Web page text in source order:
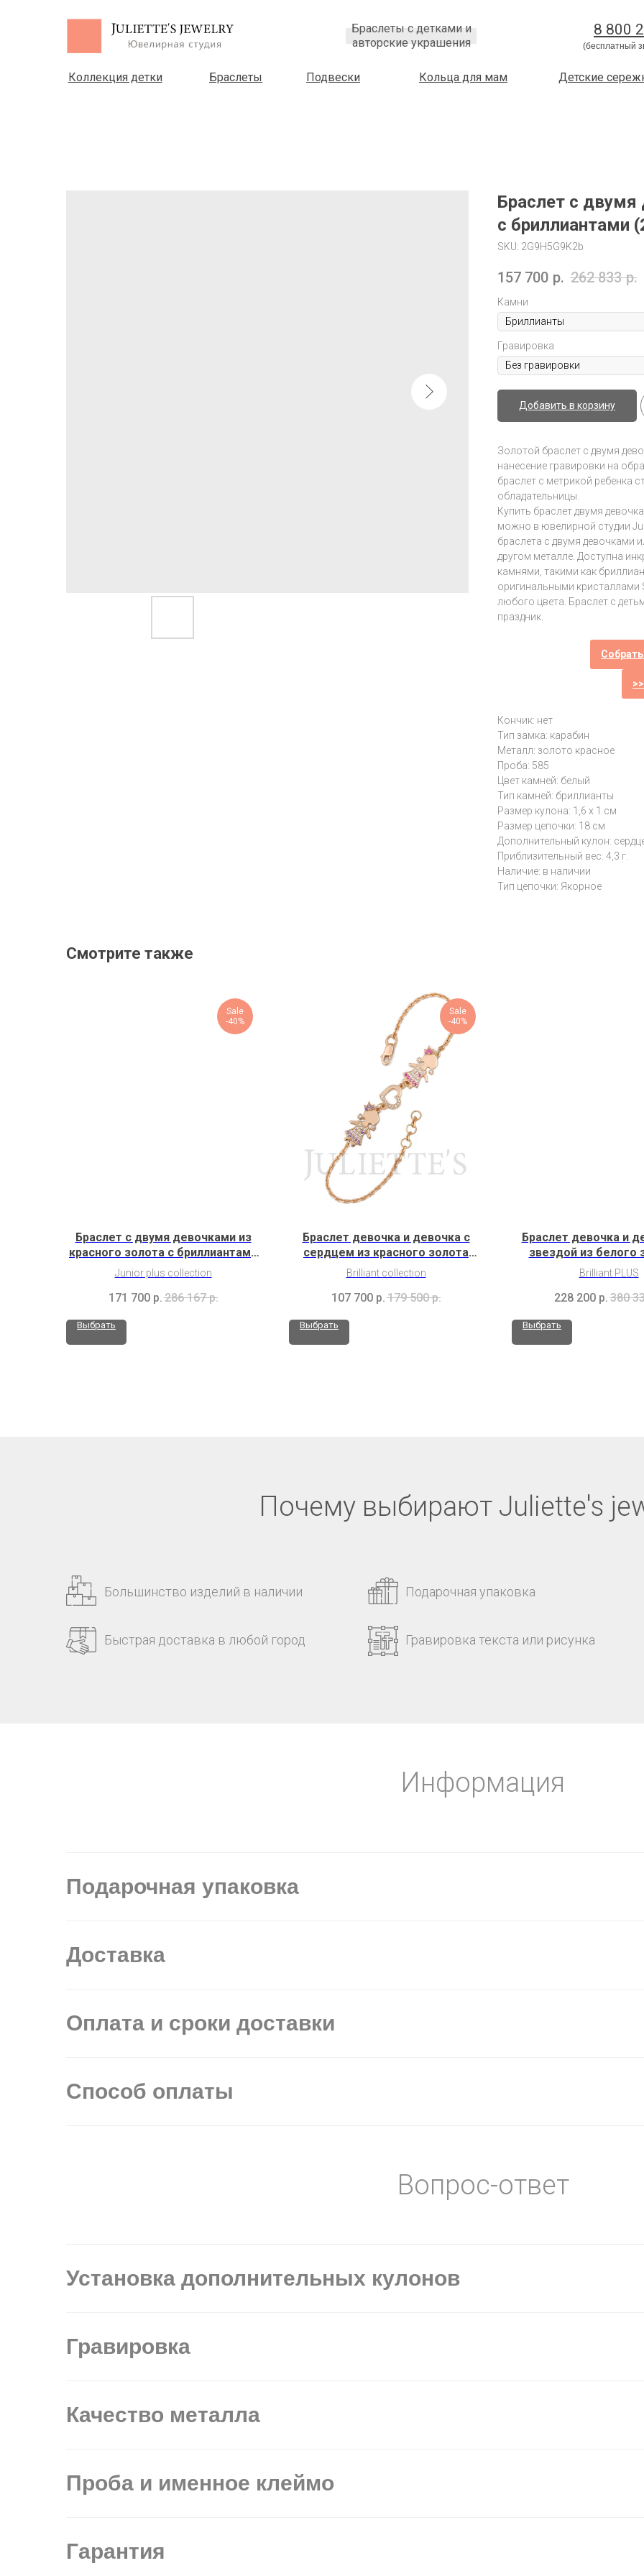
8 800
(бесплатный
Браслеты с детками и
авторские украшения
Детские
Коллекция детки Браслеты Кольца для мам
Подвески
Браслет с двумя
с бриллиантами
SKU: 2G9H5G9K2b
157 700 р. 262 833 р.
Камни
Гравировка
Добавить в корзину
Золотой браслет с двумя
нанесение гравировки на
браслет с метрикой ребенка
обладательницы.
Купить браслет двумя
можно в ювелирной студии
браслета с двумя девочками
другом металле. Доступна
камнями, такими как
оригинальными кристаллами
любого цвета. Браслет с
праздник.
Кончик: нет
Тип замка: карабин
Металл: золото красное
Проба: 585
Цвет камней: белый
Тип камней: бриллианты
Размер кулона: 1,6 х 1 см
Размер цепочки: 18 см
Дополнительный кулон:
Приблизительный вес: 4,3 г.
Наличие: в наличии
Тип цепочки: Якорное
Смотрите также
Sale
-40%
Браслет с двумя девочками из
красного золота с бриллиантами
(2G9H3G9K2Nn1b)
Junior plus collection
171 700 р.286 167 р.
Выбрать
Sale
-40%
Браслет девочка и девочка с
сердцем из красного золота
(2G1H5G1K2C9C3)
Brilliant collection
107 700 р.179 500 р.
Выбрать
Браслет девочка и
звездой из белого
бриллиантамиBrilliant PLUS
228 200 р.380
Выбрать
Почему выбирают Juliette's
Большинство изделий в наличии
Быстрая доставка в любой город
Подарочная упаковка
Гравировка текста или рисунка
Информация
Подарочная упаковка
Доставка
Оплата и сроки доставки
Способ оплаты
Вопрос-ответ
Установка дополнительных кулонов
Гравировка
Качество металла
Проба и именное клеймо
Гарантия